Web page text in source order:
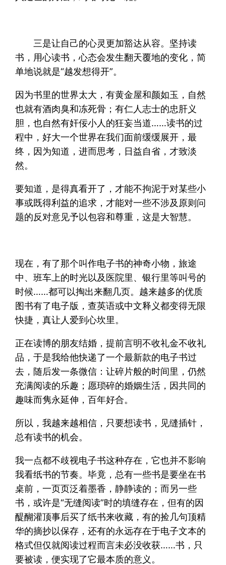
三是让自己的心灵更加豁达从容。坚持读
书，用心读书，心态会发生翻天覆地的变化，简
单地说就是“越发想得开”。
因为书里的世界太大，有黄金屋和颜如玉，自然
也就有酒肉臭和冻死骨；有仁人志士的忠肝义
胆，也自然有奸佞小人的狂妄当道……读书的过
程中，好大一个世界在我们面前缓缓展开，最
终，因为知道，进而思考，日益自省，才致淡
然。
要知道，是得真看开了，才能不拘泥于对某些小
事或既得利益的追求，才能对一些不涉及原则问
题的反对意见予以包容和尊重，这是大智慧。
现在，有了那个叫作电子书的神奇小物，旅途
中、班车上的时光以及医院里、银行里等叫号的
时候……都可以掏出来翻几页。越来越多的优质
图书有了电子版，查英语或中文释义都变得无限
快捷，真让人爱到心坎里。
正在读博的朋友结婚，提前言明不收礼金不收礼
品，于是我给他快递了一个最新款的电子书过
去，随后发一条微信：让碎片般的时间里，仍然
充满阅读的乐趣；愿琐碎的婚姻生活，因共同的
趣味而隽永延伸，百年好合。
所以，我越来越相信，只要想读书，见缝插针，
总有读书的机会。
我一点都不歧视电子书这种存在，它也并不影响
我看纸书的节奏。毕竟，总有一些书是要坐在书
桌前，一页页泛着墨香，静静读的；而另一些
书，或许是“无缝阅读”时的填缝存在，但有的因
醍醐灌顶事后买了纸书来收藏，有的捡几句顶精
华的摘抄以保存，还有的永远存在于电子文本的
格式但仅就阅读过程而言未必没收获……书，只
要被读，便实现了它最本质的意义。